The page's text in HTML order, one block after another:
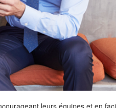
leurs équipes et en